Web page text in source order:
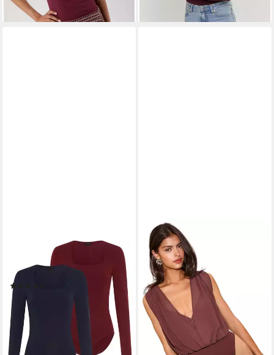
Langarmbody (Packung, 2er-
Pack) mit Karree-Ausschnitt,
sehr figurbetont
39,99 €
(20,00 €/ 1 Stk)
lieferbar - in 1-2 Werktagen bei dir
LIPSY
Blusenbody Lipsy
transparenter Chiffon-
Bodysuit (1-tlg)
75,00 €
lieferbar - in 2-3 Werktagen bei dir